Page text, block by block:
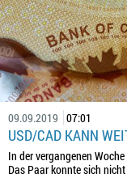
09.09.2019 07:01
USD/CAD KANN
In der vergangenen
Das Paar konnte sich